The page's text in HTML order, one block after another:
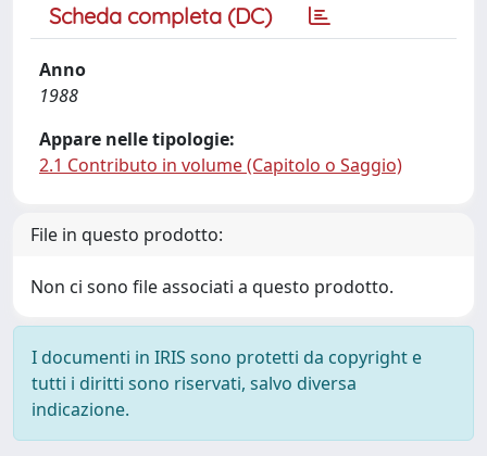
Scheda completa (DC)
Anno
1988
Appare nelle tipologie:
2.1 Contributo in volume (Capitolo o Saggio)
File in questo prodotto:
Non ci sono file associati a questo prodotto.
I documenti in IRIS sono protetti da copyright e
tutti i diritti sono riservati, salvo diversa
indicazione.